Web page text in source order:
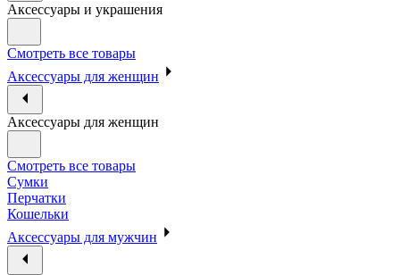
Аксессуары и украшения
Смотреть все товары
Аксессуары для женщин
Аксессуары для женщин
Смотреть все товары
Сумки
Перчатки
Кошельки
Аксессуары для мужчин